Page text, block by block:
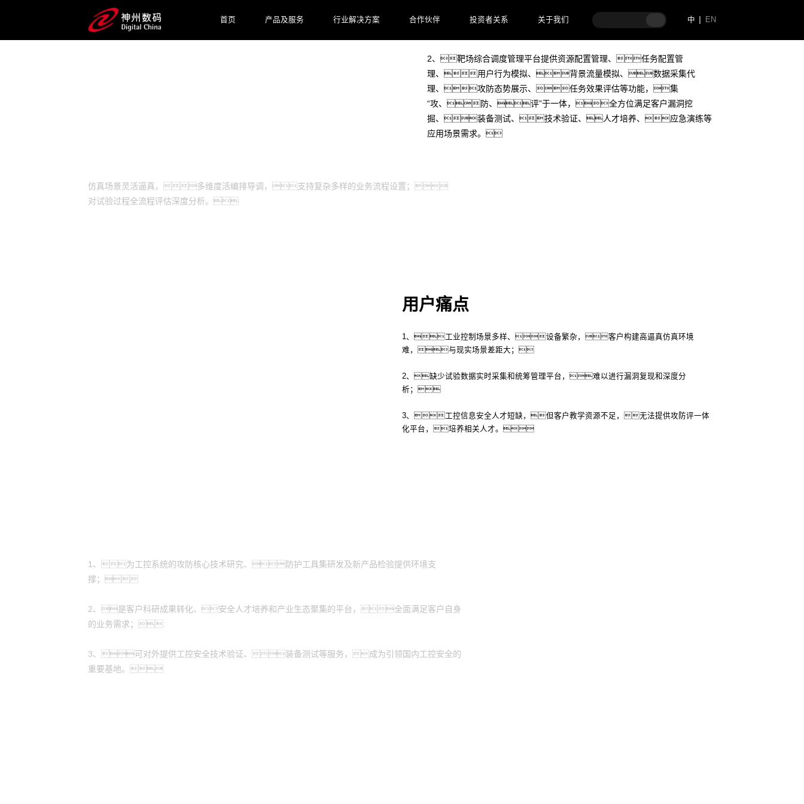
首页 产品及服务 行业解决方案 合作伙伴 投资者关系 关于我们 中 EN
1、基于靶场平台的全栈能力，结合工控多样化场景、任
务流程独特性及虚实靶标融合管理需求打造而成。
2、靶场综合调度管理平台提供资源配置管理、任务配置管
理、用户行为模拟、背景流量模拟、数据采集代
理、攻防态势展示、任务效果评估等功能，集
“攻、防、评”于一体，全方位满足客户漏洞挖
掘、装备测试、技术验证、人才培养、应急演练等
应用场景需求。
仿真场景灵活逼真，多维度活编排导调，支持复杂多样的业务流程设置；
对试验过程全流程评估深度分析。
用户痛点
1、工业控制场景多样、设备繁杂，客户构建高逼真仿真环境
难，与现实场景差距大；
2、缺少试验数据实时采集和统筹管理平台，难以进行漏洞复现和深度分
析；
3、工控信息安全人才短缺，但客户教学资源不足，无法提供攻防评一体
化平台，培养相关人才。
1、为工控系统的攻防核心技术研究、防护工具集研发及新产品检验提供环境支
撑；
2、是客户科研成果转化、安全人才培养和产业生态聚集的平台，全面满足客户自身
的业务需求；
3、可对外提供工控安全技术验证、装备测试等服务，成为引领国内工控安全的
重要基地。